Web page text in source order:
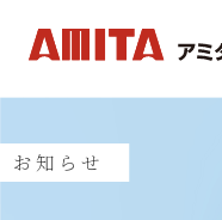
お知らせ